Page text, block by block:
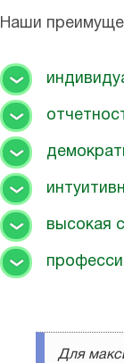
Наши
высокая
Для